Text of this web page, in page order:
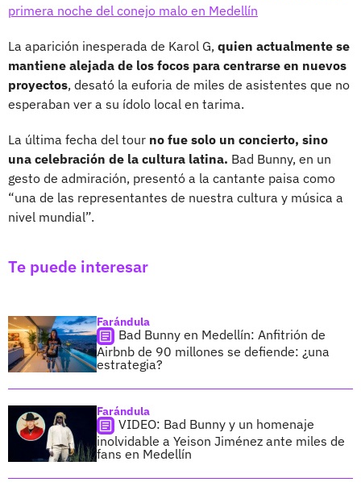
primera noche del conejo malo en Medellín
La aparición inesperada de Karol G, quien actualmente se
mantiene alejada de los focos para centrarse en nuevos
proyectos, desató la euforia de miles de asistentes que no
esperaban ver a su ídolo local en tarima.
La última fecha del tour no fue solo un concierto, sino
una celebración de la cultura latina. Bad Bunny, en un
gesto de admiración, presentó a la cantante paisa como
“una de las representantes de nuestra cultura y música a
nivel mundial”.
Te puede interesar
Farándula
Bad Bunny en Medellín: Anfitrión de
Airbnb de 90 millones se defiende: ¿una
estrategia?
Farándula
VIDEO: Bad Bunny y un homenaje
inolvidable a Yeison Jiménez ante miles de
fans en Medellín